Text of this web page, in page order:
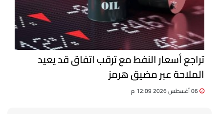
تراجع أسعار النفط مع ترقب اتفاق قد يعيد
الملاحة عبر مضيق هرمز